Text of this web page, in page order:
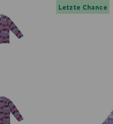
Letzte Chance